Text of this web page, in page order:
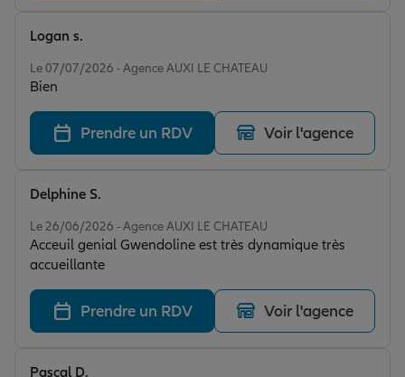
Tous nos devis d'assurance
Le 07/07/2026 - Agence AUXI LE CHATEAU
Bien
Logan s.
Prendre un RDV Voir l'agence
Le 26/06/2026 - Agence AUXI LE CHATEAU
Acceuil genial Gwendoline est très dynamique très
accueillante
Delphine S.
Prendre un RDV Voir l'agence
Pascal D.